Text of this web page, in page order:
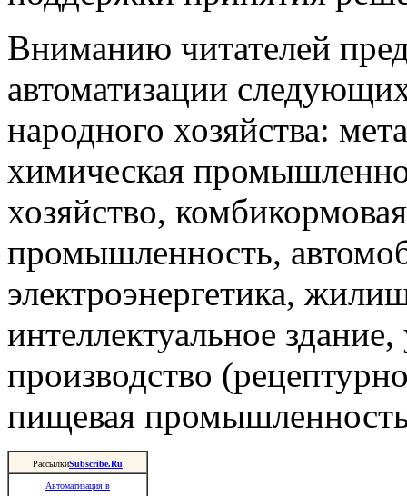
Вниманию читателей
автоматизации
народного хозяйства:
химическая
хозяйство,
промышленность,
электроэнергетика,
интеллектуальное
производство
пищевая
РассылкиSubscribe.Ru
Автоматизация в